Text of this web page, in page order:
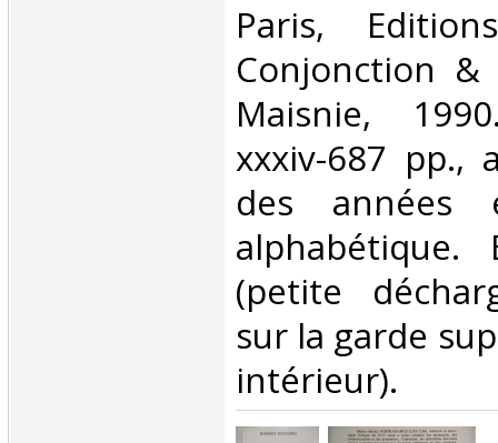
‎Paris,
Conjonction
Maisnie,
xxxiv-687 pp.,
des
(petite
sur la garde
intérieur).‎